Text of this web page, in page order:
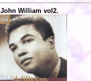
John William vol2.